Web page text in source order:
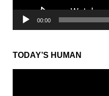
00:00
TODAY’S HUMAN